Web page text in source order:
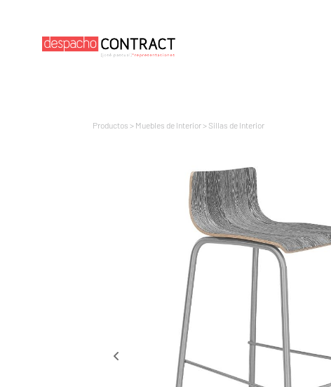
Productos > Muebles de Interior> Sillas de Interior